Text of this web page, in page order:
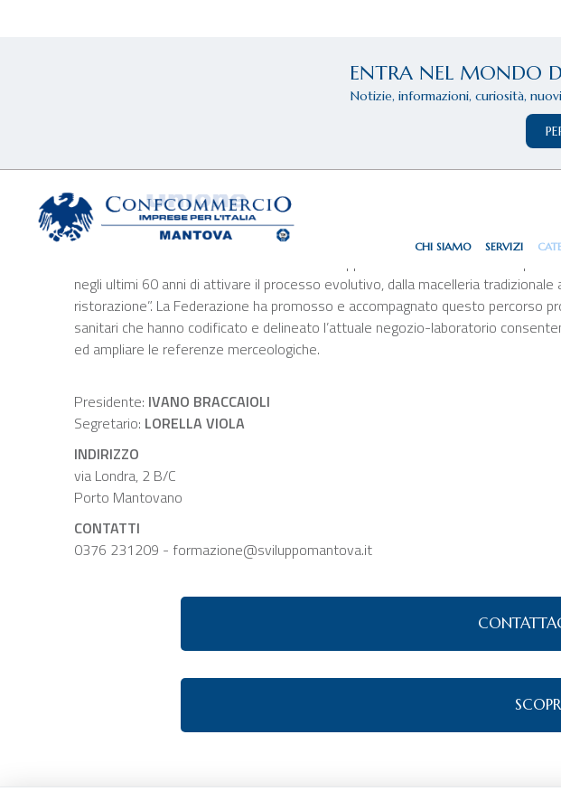
ENTRA NEL MONDO
Notizie, informazioni, curiosità,
CHI SIAMO SERVIZI
Macellai
Associazione Macellai
negli ultimi 60 anni di attivare il processo evolutivo, dalla macelleria
ristorazione”. La Federazione ha promosso e accompagnato questo percorso
sanitari che hanno codificato e delineato l’attuale negozio-laboratorio
ed ampliare le referenze merceologiche.
Presidente: IVANO BRACCAIOLI
Segretario: LORELLA VIOLA
INDIRIZZO
via Londra, 2 B/C
Porto Mantovano
CONTATTI
0376 231209 - formazione@sviluppomantova.it